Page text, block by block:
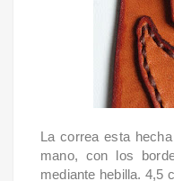
La correa esta
mano, con los
mediante hebilla. 4,5